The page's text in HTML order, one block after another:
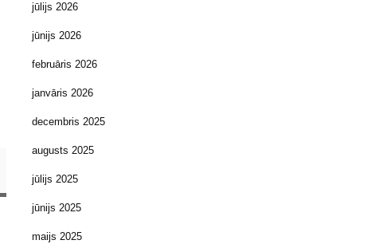
jūlijs 2026
jūnijs 2026
februāris 2026
janvāris 2026
decembris 2025
augusts 2025
jūlijs 2025
jūnijs 2025
maijs 2025